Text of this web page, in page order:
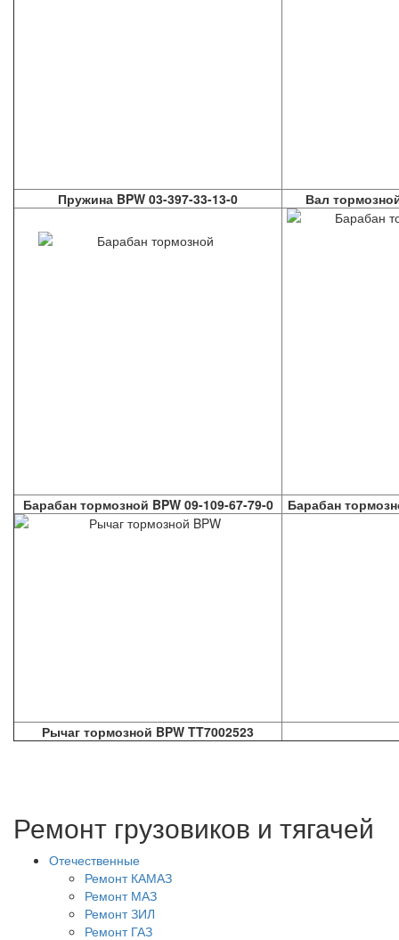
Пружина BPW 03-397-33-13-0 Вал
Барабан тормозной BPW 09-109-67-79-0 Барабан
Рычаг тормозной BPW TT7002523
Ремонт грузовиков и тягачей
Отечественные
Ремонт КАМАЗ
Ремонт МАЗ
Ремонт ЗИЛ
Ремонт ГАЗ